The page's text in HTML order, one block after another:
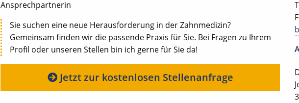
Ansprechpartnerin
Sie suchen eine neue Herausforderung in der Zahnmedizin?
Gemeinsam finden wir die passende Praxis für Sie. Bei Fragen zu Ihrem
Profil oder unseren Stellen bin ich gerne für Sie da!
Jetzt zur kostenlosen Stellenanfrage